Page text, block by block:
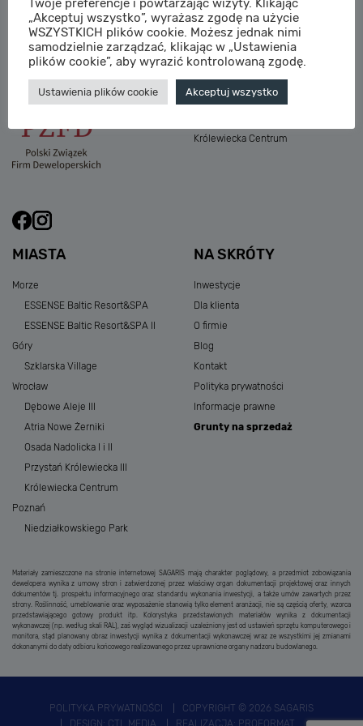
sprzedaz@sagaris.pl
Osada Nadolicka III
Dębowe Aleje III
Atria Nowe Żerniki
Szklarska Village
Osada Nadolicka I i II
Królewiecka Centrum
MIASTA
Morze
ESSENSE Baltic Resort&SPA
ESSENSE Baltic Resort&SPA II
Góry
Szklarska Village
Wrocław
Dębowe Aleje III
Atria Nowe Żerniki
Osada Nadolicka I i II
Przystań Królewiecka III
Królewiecka Centrum
Poznań
Niedziałkowskiego Park
NA SKRÓTY
Inwestycje
Dla klienta
O firmie
Blog
Kontakt
Polityka prywatności
Informacje prawne
Grunty na sprzedaż
Materiały zamieszczone na stronie internetowej SAGARIS mają charakter poglądowy, a przedmiot zobowiązania
dewelopera wynika z umowy stron i zatwierdzonej przez właściwy organ dokumentacji projektowej oraz innych
dokumentów tj. prospektu informacyjnego oraz standardu wykonania inwestycji, a także umów zawartych przez
strony. Roślinność, umeblowanie oraz wyposażenie stanowią tylko element aranżacji, nie są częścią oferty, wzorca
przedstawiającego gotowy produkt itp. Kolorystyka przedstawionych materiałów wynika z dokumentacji
wykonawczej (np. według skali RAL), zaś wygląd wizualizacji uzależniony jest od ustawień sprzętu komputerowego i
monitora, stąd planowany obraz inwestycji wynika z dokumentacji wykonawczej wraz ze wszystkimi jej zmianami
dokonanymi do daty odbioru końcowego realizowanego przez uprawnione organy nadzoru budowlanego.
POLITYKA PRYWATNOŚCI
COPYRIGHT © 2026 SAGARIS
DESIGN: CTL MEDIA REALIZACJA: PROFORMAT
Twoje preferencje i powtarzając wizyty. Klikając
„Akceptuj wszystko”, wyrażasz zgodę na użycie
WSZYSTKICH plików cookie. Możesz jednak nimi
samodzielnie zarządzać, klikając w „Ustawienia
plików cookie”, aby wyrazić kontrolowaną zgodę.
Ustawienia plików cookie Akceptuj wszystko